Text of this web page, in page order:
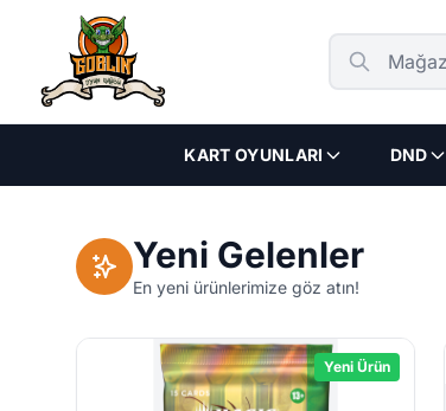
Ana Sayfa
Mağazada ara
KART OYUNLARI DND
Yeni Gelenler
En yeni ürünlerimize göz atın!
Yeni Ürün